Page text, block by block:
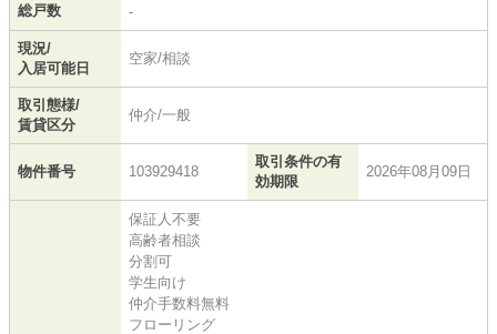
総戸数 -
現況/
入居可能日
空家/相談
取引態様/
賃貸区分
仲介/一般
物件番号 103929418
取引条件の有
効期限
2026年08月09日
保証人不要
高齢者相談
分割可
学生向け
仲介手数料無料
フローリング